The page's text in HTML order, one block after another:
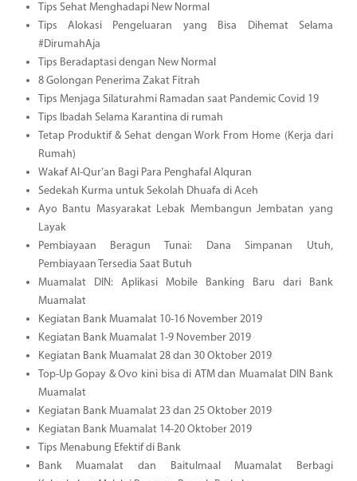
Tips Sehat Menghadapi New Normal
Tips Alokasi Pengeluaran yang Bisa Dihemat Selama
#DirumahAja
Tips Beradaptasi dengan New Normal
8 Golongan Penerima Zakat Fitrah
Tips Menjaga Silaturahmi Ramadan saat Pandemic Covid 19
Tips Ibadah Selama Karantina di rumah
Tetap Produktif & Sehat dengan Work From Home (Kerja dari
Rumah)
Wakaf Al-Qur’an Bagi Para Penghafal Alquran
Sedekah Kurma untuk Sekolah Dhuafa di Aceh
Ayo Bantu Masyarakat Lebak Membangun Jembatan yang
Layak
Pembiayaan Beragun Tunai: Dana Simpanan Utuh,
Pembiayaan Tersedia Saat Butuh
Muamalat DIN: Aplikasi Mobile Banking Baru dari Bank
Muamalat
Kegiatan Bank Muamalat 10-16 November 2019
Kegiatan Bank Muamalat 1-9 November 2019
Kegiatan Bank Muamalat 28 dan 30 Oktober 2019
Top-Up Gopay & Ovo kini bisa di ATM dan Muamalat DIN Bank
Muamalat
Kegiatan Bank Muamalat 23 dan 25 Oktober 2019
Kegiatan Bank Muamalat 14-20 Oktober 2019
Tips Menabung Efektif di Bank
Bank Muamalat dan Baitulmaal Muamalat Berbagi